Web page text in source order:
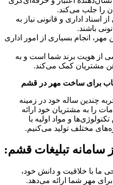
را جلب می‌کند.
اسناد اداری و قانونی نیاز به
باشند.
مهر، انجام بسیاری از امور اداری
از هویت برند شما است و به
مشتریان کمک می‌کند.
برای ساخت مهر در قشم
چندین ساله خود در زمینه
را به مشتریان خود ارائه
و مواد اولیه با
مختلف تولید می‌کنیم.
تبلیغات قشم:
ما با خلاقیت و دانش خود،
مهر شما ارائه می‌دهد.